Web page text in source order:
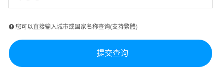
您可以直接输入城市或国家名称查询(支持繁體)